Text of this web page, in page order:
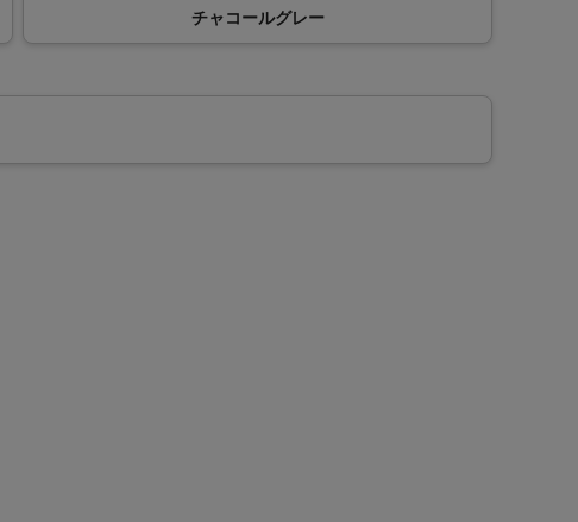
チャコールグレー